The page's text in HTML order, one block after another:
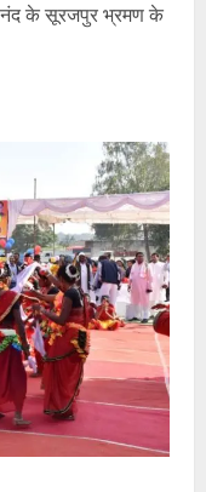
के सूरजपुर भ्रमण के